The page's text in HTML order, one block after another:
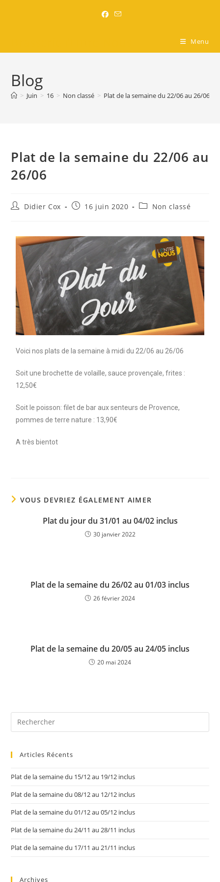
Menu
Blog
> Juin > 16 > Non classé > Plat de la semaine du 22/06 au 26/06
Plat de la semaine du 22/06 au
26/06
Didier Cox 16 juin 2020 Non classé
Voici nos plats de la semaine à midi du 22/06 au 26/06
Soit une brochette de volaille, sauce provençale, frites :
12,50€
Soit le poisson: filet de bar aux senteurs de Provence,
pommes de terre nature : 13,90€
A très bientot
VOUS DEVRIEZ ÉGALEMENT AIMER
Plat du jour du 31/01 au 04/02 inclus
30 janvier 2022
Plat de la semaine du 26/02 au 01/03 inclus
26 février 2024
Plat de la semaine du 20/05 au 24/05 inclus
20 mai 2024
Articles Récents
Plat de la semaine du 15/12 au 19/12 inclus
Plat de la semaine du 08/12 au 12/12 inclus
Plat de la semaine du 01/12 au 05/12 inclus
Plat de la semaine du 24/11 au 28/11 inclus
Plat de la semaine du 17/11 au 21/11 inclus
Archives